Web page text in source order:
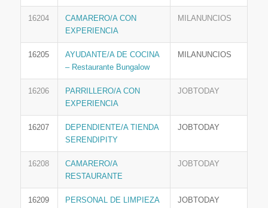
16204
CAMARERO/A CON
EXPERIENCIA
MILANUNCIOS
16205
AYUDANTE/A DE COCINA
– Restaurante Bungalow
MILANUNCIOS
16206
PARRILLERO/A CON
EXPERIENCIA
JOBTODAY
16207
DEPENDIENTE/A TIENDA
SERENDIPITY
JOBTODAY
16208
CAMARERO/A
RESTAURANTE
JOBTODAY
16209
PERSONAL DE LIMPIEZA
JOBTODAY